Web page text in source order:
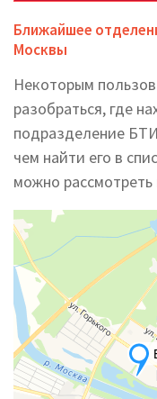
Ближайшее
Москвы
Некоторым
разобраться, где
подразделение
чем найти его в
можно